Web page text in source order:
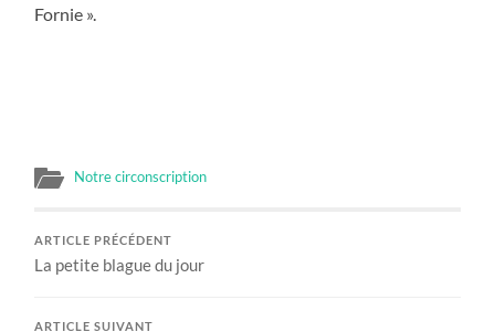
Fornie ».
Notre circonscription
ARTICLE PRÉCÉDENT
La petite blague du jour
ARTICLE SUIVANT